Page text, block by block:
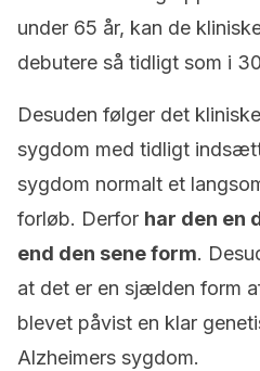
under 65 år, kan de
debutere så tidligt som i
Desuden følger det
sygdom med tidligt
sygdom normalt et
forløb. Derfor har den en
end den sene form.
at det er en sjælden form
blevet påvist en klar
Alzheimers sygdom.